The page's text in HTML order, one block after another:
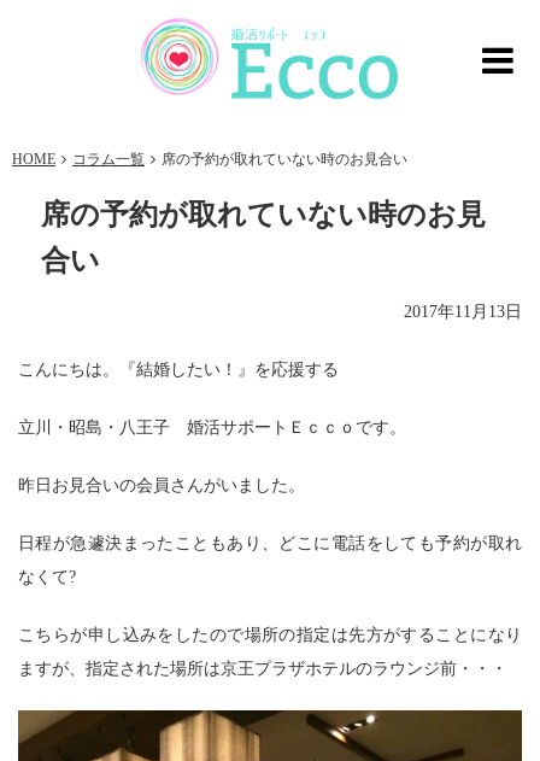
HOME コラム一覧 席の予約が取れていない時のお見合い
席の予約が取れていない時のお見
合い
2017年11月13日
こんにちは。『結婚したい！』を応援する
立川・昭島・八王子 婚活サポートＥｃｃｏです。
昨日お見合いの会員さんがいました。
日程が急遽決まったこともあり、どこに電話をしても予約が取れ
なくて?
こちらが申し込みをしたので場所の指定は先方がすることになり
ますが、指定された場所は京王プラザホテルのラウンジ前・・・